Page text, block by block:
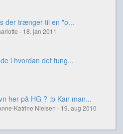
der trænger til en "o...
- 18. jan 2011
i hvordan det fung...
her på HG ? :b Kan man...
Katrine Nielsen - 19. aug 2010